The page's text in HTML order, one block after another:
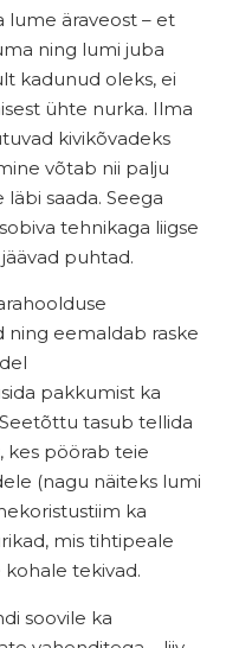
lume äraveost – et
ning lumi juba
kadunud oleks, ei
ühte nurka. Ilma
kivikõvadeks
võtab nii palju
saada. Seega
tehnikaga liigse
puhtad.
ning eemaldab raske
pakkumist ka
tasub tellida
pöörab teie
(nagu näiteks lumi
ka
mis tihtipeale
kohale tekivad.
soovile ka